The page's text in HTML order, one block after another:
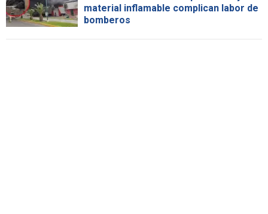
material inflamable complican labor de
bomberos